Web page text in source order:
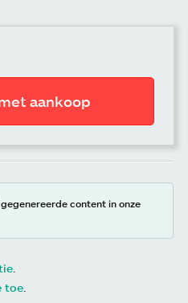
aankoop
content in onze
toe